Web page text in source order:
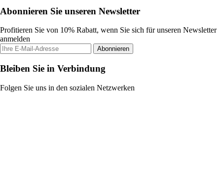
Abonnieren Sie unseren Newsletter
Profitieren Sie von 10% Rabatt, wenn Sie sich für unseren Newsletter
anmelden
Abonnieren
Bleiben Sie in Verbindung
Folgen Sie uns in den sozialen Netzwerken